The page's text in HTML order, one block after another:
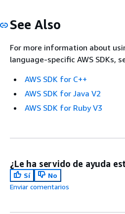
See Also
For more information about
language-specific AWS SDKs,
AWS SDK for C++
AWS SDK for Java V2
AWS SDK for Ruby V3
¿Le ha servido de ayuda
Sí
No
Enviar comentarios